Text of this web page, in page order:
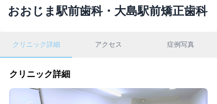
おおじま駅前歯科・大島駅前矯正歯科
クリニック詳細 アクセス 症例写真
クリニック詳細